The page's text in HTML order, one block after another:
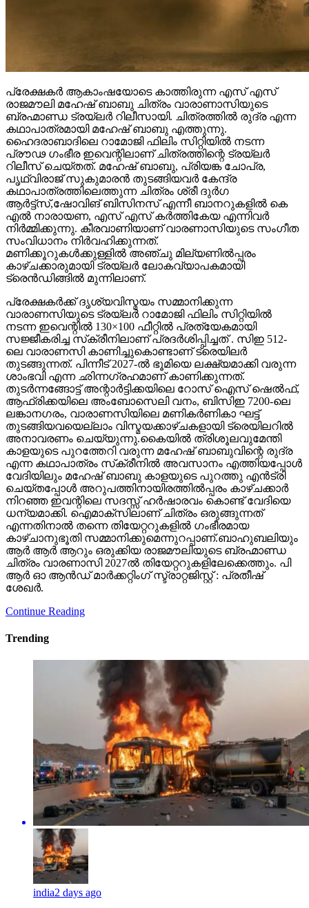
പ്രേക്ഷകർ ആകാംഷയോടെ കാത്തിരുന്ന എസ് എസ്
രാജമൗലി മഹേഷ് ബാബു ചിത്രം വാരാണാസിയുടെ
ബ്രഹ്മാണ്ഡ ട്രയ്ലർ റിലീസായി. ചിത്രത്തിൽ രുദ്ര എന്ന
കഥാപാത്രമായി മഹേഷ് ബാബു എത്തുന്നു.
ഹൈദരാബാദിലെ റാമോജി ഫിലിം സിറ്റിയിൽ നടന്ന
പ്രൗഢ ഗംഭീര ഇവെന്റിലാണ് ചിത്രത്തിന്റെ ട്രയ്ലർ
റിലീസ് ചെയ്തത്. മഹേഷ് ബാബു, പ്രിയങ്ക ചോപ്ര,
പൃഥ്വിരാജ് സുകുമാരൻ തുടങ്ങിയവർ കേന്ദ്ര
കഥാപാത്രത്തിലെത്തുന്ന ചിത്രം ശ്രീ ദുർഗ
ആർട്ട്സ്,ഷോവിങ് ബിസിനസ് എന്നീ ബാനറുകളിൽ കെ
എൽ നാരായണ, എസ് എസ് കർത്തികേയ എന്നിവർ
നിർമ്മിക്കുന്നു. കീരവാണിയാണ് വാരണാസിയുടെ സംഗീത
സംവിധാനം നിർവഹിക്കുന്നത്.
മണിക്കൂറുകൾക്കുള്ളിൽ അഞ്ചു മില്യണിൽപ്പരം
കാഴ്ചക്കാരുമായി ട്രയ്ലർ ലോകവ്യാപകമായി
ട്രെൻഡിങ്ങിൽ മുന്നിലാണ്.
പ്രേക്ഷകർക്ക് ദൃശ്യവിസ്മയം സമ്മാനിക്കുന്ന
വാരാണസിയുടെ ട്രയ്ലർ റാമോജി ഫിലിം സിറ്റിയിൽ
നടന്ന ഇവെന്റിൽ 130×100 ഫീറ്റിൽ പ്രത്യേകമായി
സജ്ജീകരിച്ച സ്‌ക്രീനിലാണ് പ്രദർശിപ്പിച്ചത് . സിഇ 512-
ലെ വാരാണസി കാണിച്ചുകൊണ്ടാണ് ട്രെയിലര്‍
തുടങ്ങുന്നത്. പിന്നീട് 2027-ല്‍ ഭൂമിയെ ലക്ഷ്യമാക്കി വരുന്ന
ശാംഭവി എന്ന ഛിന്നഗ്രഹമാണ് കാണിക്കുന്നത്.
തുടര്‍ന്നങ്ങോട്ട് അന്റാര്‍ട്ടിക്കയിലെ റോസ് ഐസ് ഷെല്‍ഫ്,
ആഫ്രിക്കയിലെ അംബോസെലി വനം, ബിസിഇ 7200-ലെ
ലങ്കാനഗരം, വാരാണസിയിലെ മണികര്‍ണികാ ഘട്ട്
തുടങ്ങിയവയെല്ലാം വിസ്മയക്കാഴ്ചകളായി ട്രെയിലറില്‍
അനാവരണം ചെയ്യുന്നു.കൈയില്‍ ത്രിശൂലവുമേന്തി
കാളയുടെ പുറത്തേറി വരുന്ന മഹേഷ് ബാബുവിന്റെ രുദ്ര
എന്ന കഥാപാത്രം സ്‌ക്രീനിൽ അവസാനം എത്തിയപ്പോൾ
വേദിയിലും മഹേഷ് ബാബു കാളയുടെ പുറത്തു എൻട്രി
ചെയ്തപ്പോൾ അറുപത്തിനായിരത്തിൽപ്പരം കാഴ്ചക്കാർ
നിറഞ്ഞ ഇവന്റിലെ സദസ്സ് ഹർഷാരവം കൊണ്ട് വേദിയെ
ധന്യമാക്കി. ഐമാക്‌സിലാണ് ചിത്രം ഒരുങ്ങുന്നത്
എന്നതിനാല്‍ തന്നെ തിയേറ്ററുകളില്‍ ഗംഭീരമായ
കാഴ്ചാനുഭൂതി സമ്മാനിക്കുമെന്നുറപ്പാണ്.ബാഹുബലിയും
ആർ ആർ ആറും ഒരുക്കിയ രാജമൗലിയുടെ ബ്രഹ്മാണ്ഡ
ചിത്രം വാരണാസി 2027ൽ തിയേറ്ററുകളിലേക്കെത്തും. പി
ആർ ഓ ആൻഡ് മാർക്കറ്റിംഗ് സ്ട്രാറ്റജിസ്റ്റ് : പ്രതീഷ്
ശേഖർ.
Continue Reading
Trending
india2 days ago